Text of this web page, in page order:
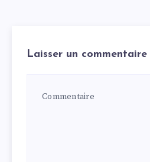
Laisser un commentaire